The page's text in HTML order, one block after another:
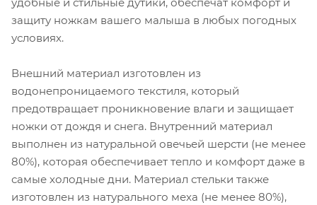
защиту ножкам вашего малыша в любых погодных
условиях.
Внешний материал изготовлен из
водонепроницаемого текстиля, который
предотвращает проникновение влаги и защищает
ножки от дождя и снега. Внутренний материал
выполнен из натуральной овечьей шерсти (не менее
80%), которая обеспечивает тепло и комфорт даже в
самые холодные дни. Материал стельки также
изготовлен из натурального меха (не менее 80%),